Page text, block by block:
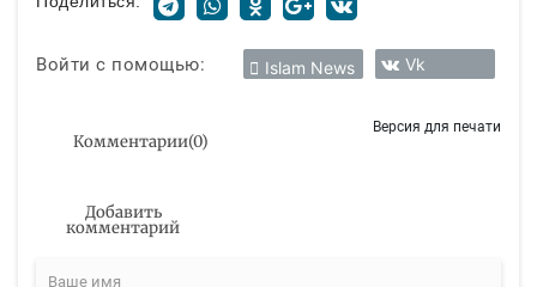
Войти с помощью: Islam News Vk
Комментарии(0)
Версия для печати
Добавить
комментарий